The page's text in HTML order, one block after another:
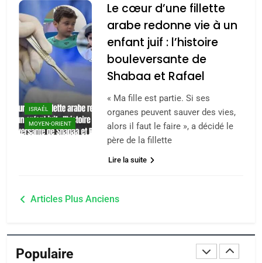
ISRAÉL
MOYEN-ORIENT
Le cœur d’une fillette
arabe redonne vie à un
enfant juif : l’histoire
bouleversante de
Shabaa et Rafael
« Ma fille est partie. Si ses
organes peuvent sauver des vies,
alors il faut le faire », a décidé le
père de la fillette
Lire la suite
Navigation
articles
Articles Plus Anciens
Populaire
POURQUOI JE REVENDIQUE
MA JUDAÏTE par Thérèse
Zrihen-Dvir
ISRAÉL JUDAISME
7
CE QUI NOUS MANQUE –
8
Maroc : Les amandes de
Tafraout, le miel de Tadla
du terroir